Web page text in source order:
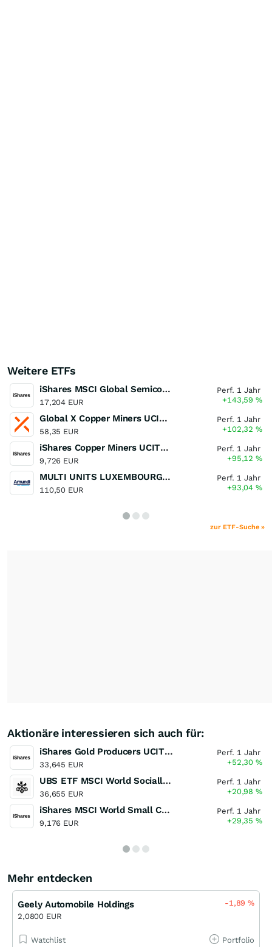
Weitere ETFs
iShares MSCI Global Semiconductors UCITS ETF USD (Acc)
17,204 EUR
Perf. 1 Jahr
+143,59%
Global X Copper Miners UCITS ETF USD Acc
58,35 EUR
Perf. 1 Jahr
+102,32%
iShares Copper Miners UCITS ETF
9,726 EUR
Perf. 1 Jahr
+95,12%
MULTI UNITS LUXEMBOURG - Lyxor MSCI Semiconductors ESG Filtered
110,50 EUR
Perf. 1 Jahr
+93,04%
zur ETF-Suche »
Aktionäre interessieren sich auch für:
iShares Gold Producers UCITS ETF
33,645 EUR
Perf. 1 Jahr
+52,30%
UBS ETF MSCI World Socially Resp UCITS (USD) Ad
36,655 EUR
Perf. 1 Jahr
+20,98%
iShares MSCI World Small Cap UCITS ETF
9,176 EUR
Perf. 1 Jahr
+29,35%
Mehr entdecken
Geely Automobile Holdings
2,0800 EUR
-1,89%
Watchlist Portfolio